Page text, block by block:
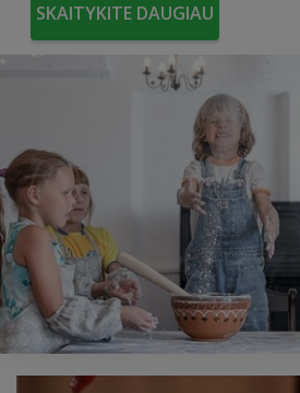
SKAITYKITE DAUGIAU